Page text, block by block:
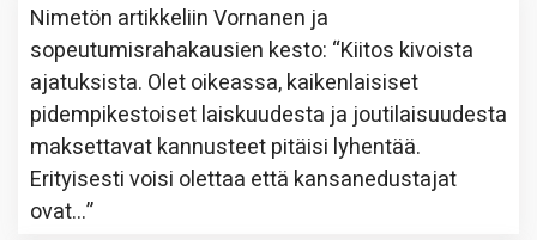
Nimetön artikkeliinVornanen ja
sopeutumisrahakausien kesto: “Kiitos kivoista
ajatuksista. Olet oikeassa, kaikenlaisiset
pidempikestoiset laiskuudesta ja joutilaisuudesta
maksettavat kannusteet pitäisi lyhentää.
Erityisesti voisi olettaa että kansanedustajat
ovat…”